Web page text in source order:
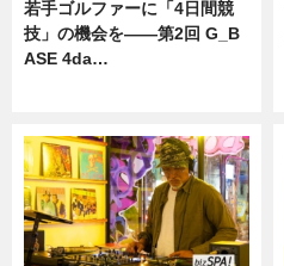
若手ゴルファーに「4日間競
技」の機会を——第2回 G_B
ASE 4da…